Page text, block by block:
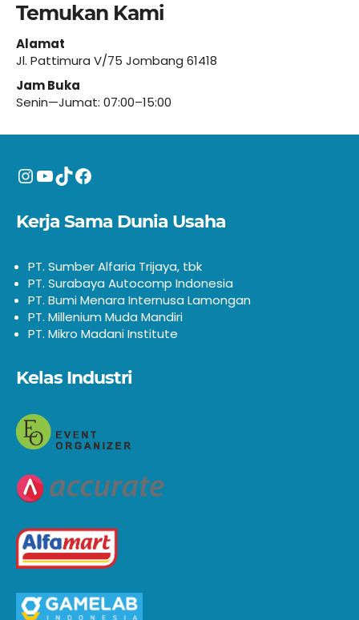
Temukan Kami
Alamat
Jl. Pattimura V/75 Jombang 61418
Jam Buka
Senin—Jumat: 07:00–15:00
Instagram
YouTube
TikTokFacebook
Kerja Sama Dunia Usaha
PT. Sumber Alfaria Trijaya, tbk
PT. Surabaya Autocomp Indonesia
PT. Bumi Menara Internusa Lamongan
PT. Millenium Muda Mandiri
PT. Mikro Madani Institute
Kelas Industri